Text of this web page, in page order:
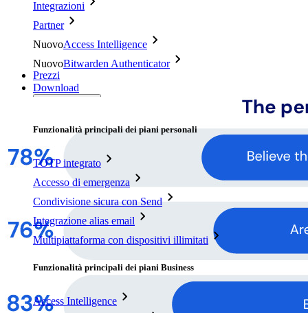
Integrazioni
Partner
NuovoAccess Intelligence
NuovoBitwarden Authenticator
Prezzi
Download
Funzionalità principali dei piani personali
TOTP integrato
Accesso di emergenza
Condivisione sicura con Send
Integrazione alias email
Multipiattaforma con dispositivi illimitati
Funzionalità principali dei piani Business
Access Intelligence